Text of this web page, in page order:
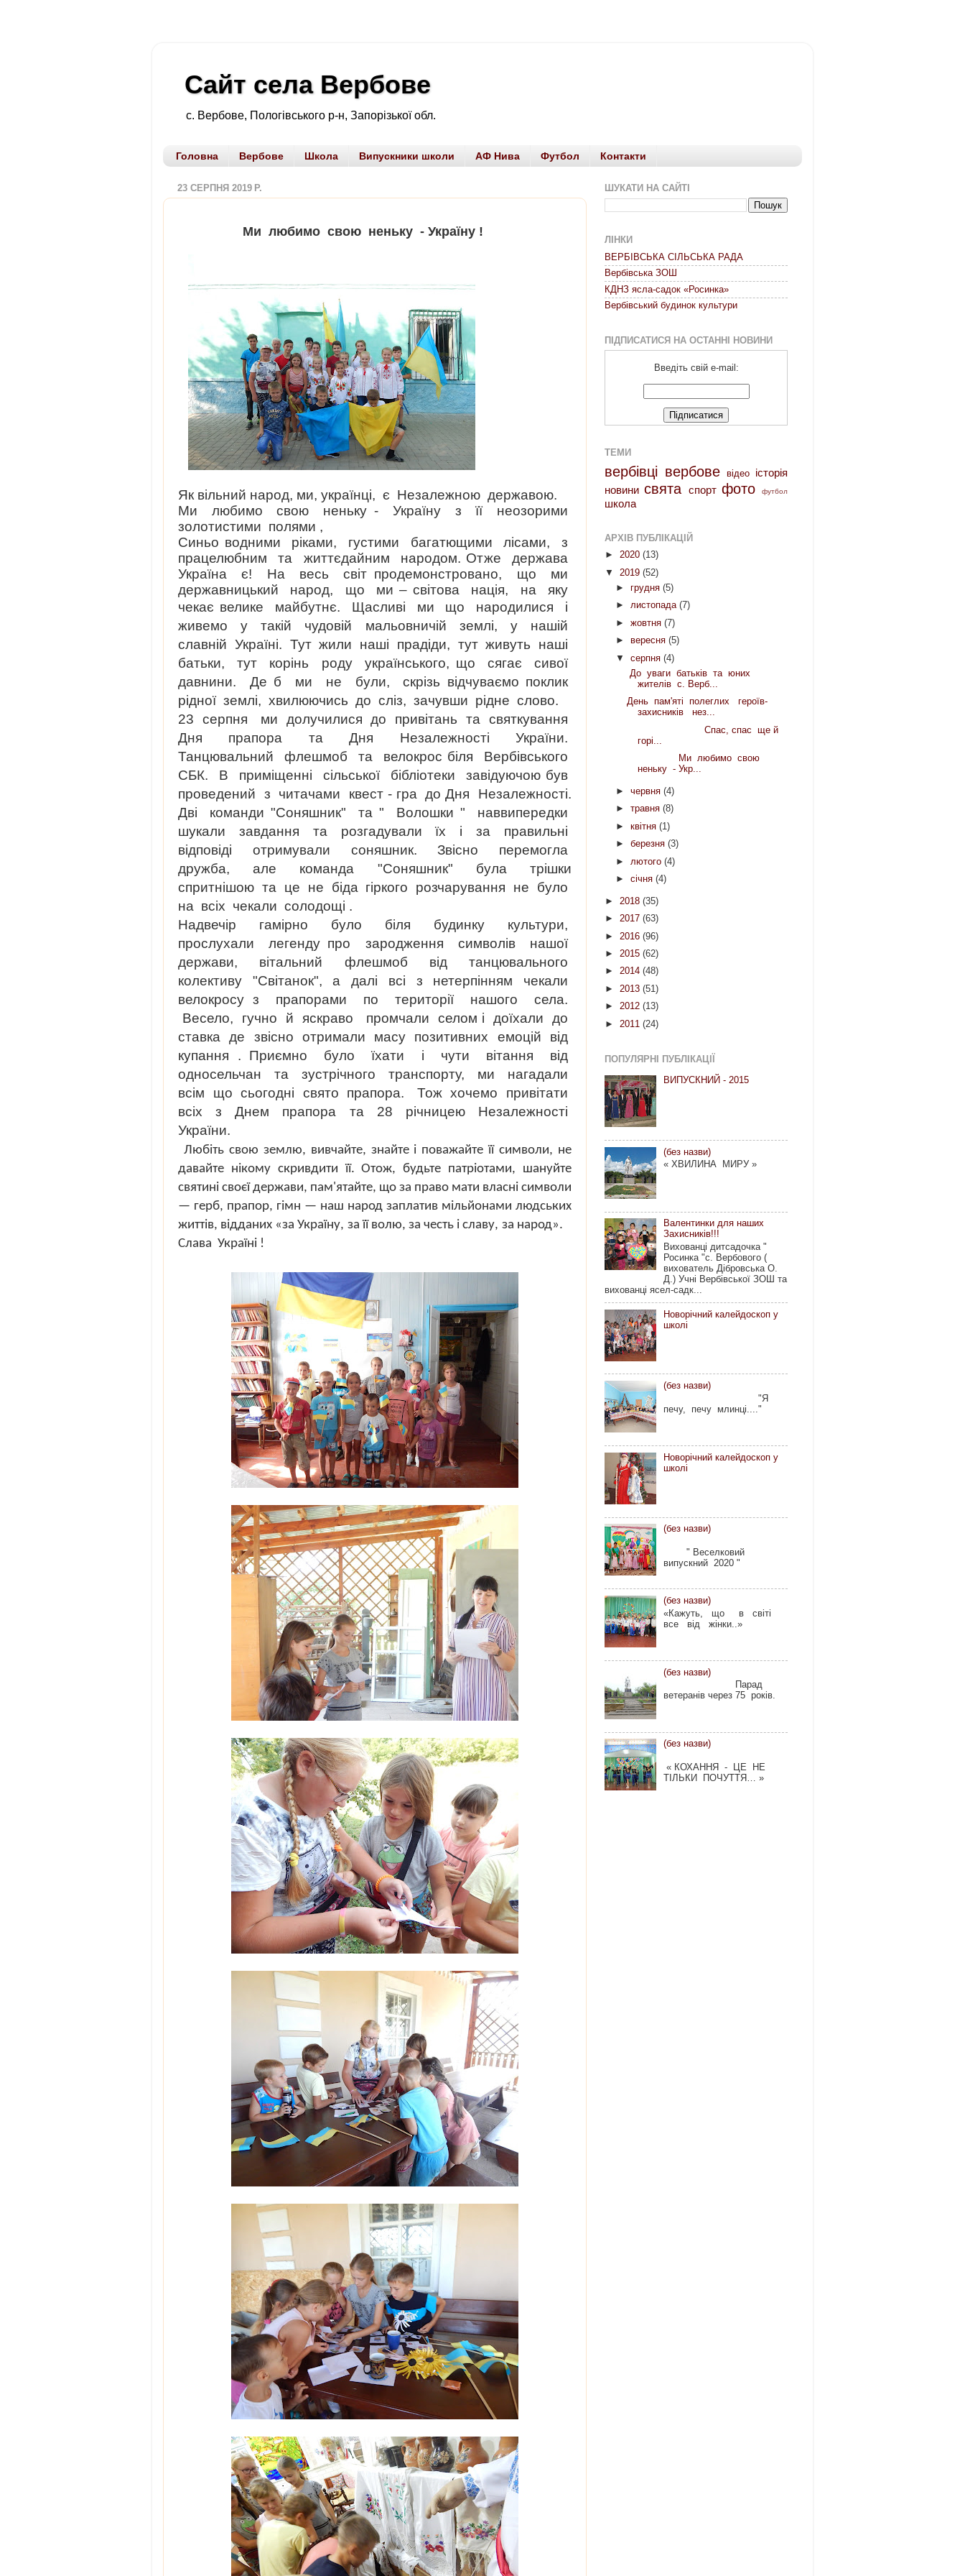
Сайт села Вербове
с. Вербове, Пологівського р-н, Запорізької обл.
Головна Вербове Школа Випускники школи АФ Нива Футбол Контакти
23 СЕРПНЯ 2019 Р.
Ми любимо свою неньку - Україну !
Як вільний народ, ми, укра­їнці, є Незалежною державою.
Ми любимо свою неньку - Україну з її неозорими
золотистими полями ,
Синьо водними ріками, густими багатющими лісами, з
працелюбним та життєдайним народом. Отже держава
Україна є! На весь світ продемонстровано, що ми
державницький народ, що ми – світова нація, на яку
чекає велике майбутнє.
Щасливі ми що народилися
і
живемо
у такій чудовій мальовничій землі, у
нашій
славній Україні. Тут жили наші прадіди, тут живуть
наші
батьки,
тут корінь роду українського, що сягає
сивої
давнини.
Де б ми не були,
скрізь відчуваємо поклик
рідної землі, хвилюючись до сліз, зачувши рідне слово.
23 серпня ми долучилися до привітань та святкування
Дня прапора та Дня Незалежності України.
Танцювальний флешмоб та велокрос біля Вербівського
СБК. В приміщенні сільської бібліотеки завідуючою був
проведений з читачами квест - гра до Дня Незалежності.
Дві команди "Соняшник" та " Волошки " наввипередки
шукали завдання та розгадували їх і за правильні
відповіді отримували соняшник. Звісно перемогла
дружба, але команда "Соняшник" була трішки
спритнішою та це не біда гіркого розчарування не було
на всіх чекали солодощі .
Надвечір гамірно було біля будинку культури,
прослухали легенду про зародження символів нашої
держави, вітальний флешмоб від танцювального
колективу "Світанок", а далі всі з нетерпінням чекали
велокросу з прапорами по території нашого села.
Весело, гучно й яскраво промчали селом і доїхали до
ставка де звісно отримали масу позитивних емоцій від
купання . Приємно було їхати і чути вітання від
односельчан та зустрічного транспорту, ми нагадали
всім що сьогодні свято прапора. Тож хочемо привітати
всіх з Днем прапора та 28 річницею Незалежності
України.
Лю­біть свою землю, вивчайте, знайте і поважайте її символи, не
давайте нікому скривдити її. Отож, будьте патріотами, шануйте
святині своєї держави, пам'ятайте, що за право мати власні сим­воли
— герб, прапор, гімн — наш народ заплатив мільйонами людських
життів, відданих «за Укра­їну, за її волю, за честь і славу, за народ».
Слава Україні !
ШУКАТИ НА САЙТІ
ЛІНКИ
ВЕРБІВСЬКА СІЛЬСЬКА РАДА
Вербівська ЗОШ
КДНЗ ясла-садок «Росинка»
Вербівський будинок культури
ПІДПИСАТИСЯ НА ОСТАННІ НОВИНИ
Введіть свій e-mail:
ТЕМИ
вербівці вербове відео
історія
новини свята спорт фото футбол
школа
АРХІВ ПУБЛІКАЦІЙ
► 2020 (13)
▼ 2019 (52)
►грудня(5)
►листопада(7)
►жовтня(7)
►вересня(5)
▼серпня(4)
До уваги батьків та юних
жителів с. Верб...
День пам'яті полеглих героїв-
захисників нез...
Спас, спас ще й
горі...
Ми любимо свою
неньку - Укр...
►червня(4)
►травня(8)
►квітня(1)
►березня(3)
► лютого(4)
►січня(4)
► 2018 (35)
► 2017 (63)
► 2016 (96)
► 2015 (62)
► 2014 (48)
► 2013 (51)
► 2012 (13)
► 2011 (24)
ПОПУЛЯРНІ ПУБЛІКАЦІЇ
ВИПУСКНИЙ - 2015
(без назви)
« ХВИЛИНА МИРУ »
Валентинки для наших
Захисників!!!
Вихованці дитсадочка "
Росинка "с. Вербового (
вихователь Дібровська О.
Д.) Учні Вербівської ЗОШ та
вихованці ясел-садк...
Новорічний калейдоскоп у
школі
(без назви)
"Я
печу, печу млинці...."
Новорічний калейдоскоп у
школі
(без назви)
" Веселковий
випускний 2020 "
(без назви)
«Кажуть, що в світі
все від жінки..»
(без назви)
Парад
ветеранів через 75 років.
(без назви)
« КОХАННЯ - ЦЕ НЕ
ТІЛЬКИ ПОЧУТТЯ… »